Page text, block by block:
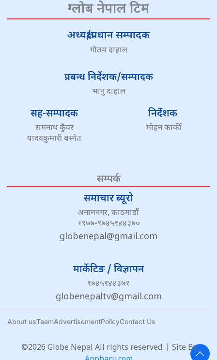
ग्लोब नेपाल टिम
अध्यक्ष/प्रधान सम्पादक
गौतम दाहाल
प्रबन्ध निर्देशक/सम्पादक
भानु दाहाल
सह-सम्पादक
रामनाथ कुँवर
यादवकुमारी बस्नेत
निर्देशक
मोहन कार्की
सम्पर्क
समाचार ब्यूरो
अनामनगर, काठमाडौं
+९७७-९७४५९४४३७०
globenepal@gmail.com
मार्केटिङ / विज्ञापन
९७४५९४४३७१
globenepaltv@gmail.com
About usTeamAdvertisementPolicyContact Us
©2026 Globe Nepal All rights reserved. | Site By :